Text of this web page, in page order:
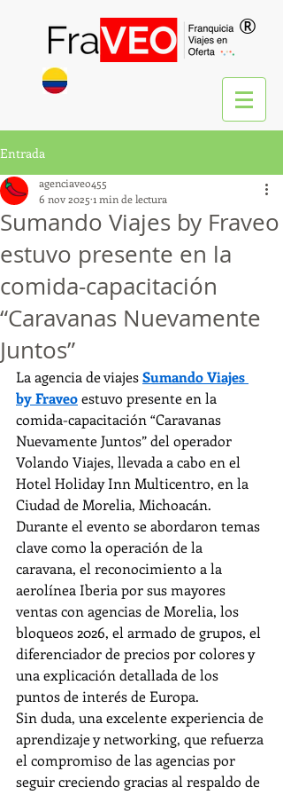
®
Entrada
Sumando Viajes by Fraveo
estuvo presente en la
comida-capacitación
“Caravanas Nuevamente
Juntos”
agenciaveo455
6 nov 2025 1 min de lectura
La agencia de viajes Sumando Viajes
by Fraveo estuvo presente en la
comida-capacitación “Caravanas
Nuevamente Juntos” del operador
Volando Viajes, llevada a cabo en el
Hotel Holiday Inn Multicentro, en la
Ciudad de Morelia, Michoacán.
Durante el evento se abordaron temas
clave como la operación de la
caravana, el reconocimiento a la
aerolínea Iberia por sus mayores
ventas con agencias de Morelia, los
bloqueos 2026, el armado de grupos, el
diferenciador de precios por colores y
una explicación detallada de los
puntos de interés de Europa.
Sin duda, una excelente experiencia de
aprendizaje y networking, que refuerza
el compromiso de las agencias por
seguir creciendo gracias al respaldo de